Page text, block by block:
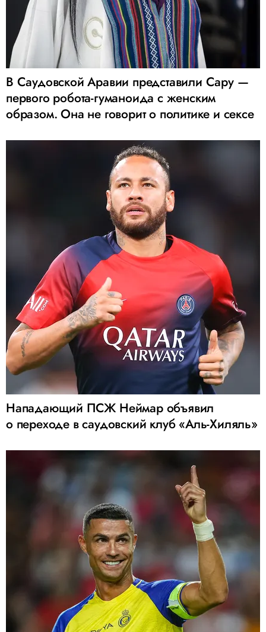
В Саудовской Аравии представили Сару —
первого робота-гуманоида с женским
образом. Она не говорит о политике и сексе
Нападающий ПСЖ Неймар объявил
о переходе в саудовский клуб «Аль-Хиляль»